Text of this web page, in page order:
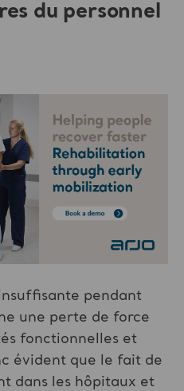
du personnel
pendant
une perte de force
fonctionnelles et
évident que le fait de
dans les hôpitaux et